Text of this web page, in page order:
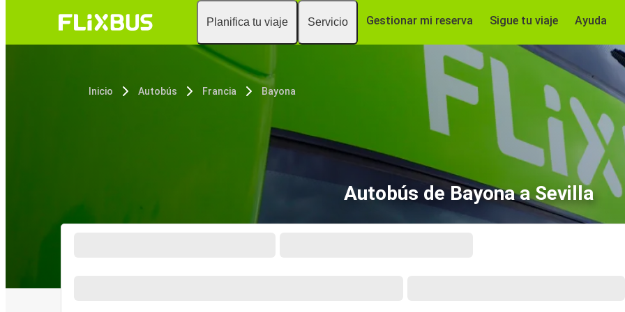
Planifica tu viaje Servicio Gestionar mi reserva Sigue tu viaje Ayuda
Inicio Autobús Francia Bayona
Autobús de Bayona a Sevilla